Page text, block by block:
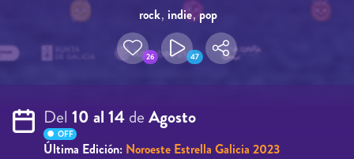
rock, indie, pop
26 47
Del 10 al 14deAgosto
OFF
Última Edición: Noroeste Estrella Galicia 2023